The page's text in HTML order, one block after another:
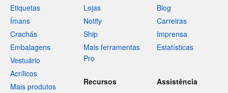
Etiquetas
Ímans
Crachás
Embalagens
Vestuário
Acrílicos
Mais produtos
Lojas
Notify
Ship
Mais ferramentas
Pro
Blog
Carreiras
Imprensa
Estatísticas
Recursos
Assistência